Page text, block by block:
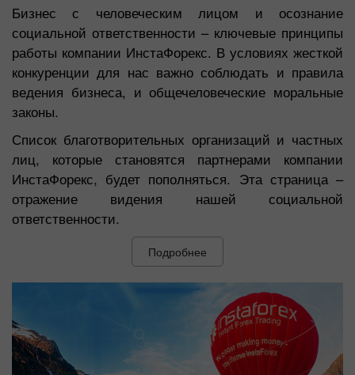
Бизнес с человеческим лицом и осознание
социальной ответственности – ключевые принципы
работы компании ИнстаФорекс. В условиях жесткой
конкуренции для нас важно соблюдать и правила
ведения бизнеса, и общечеловеческие моральные
законы.
Список благотворительных организаций и частных
лиц, которые становятся партнерами компании
ИнстаФорекс, будет пополняться. Эта страница –
отражение видения нашей социальной
ответственности.
Подробнее